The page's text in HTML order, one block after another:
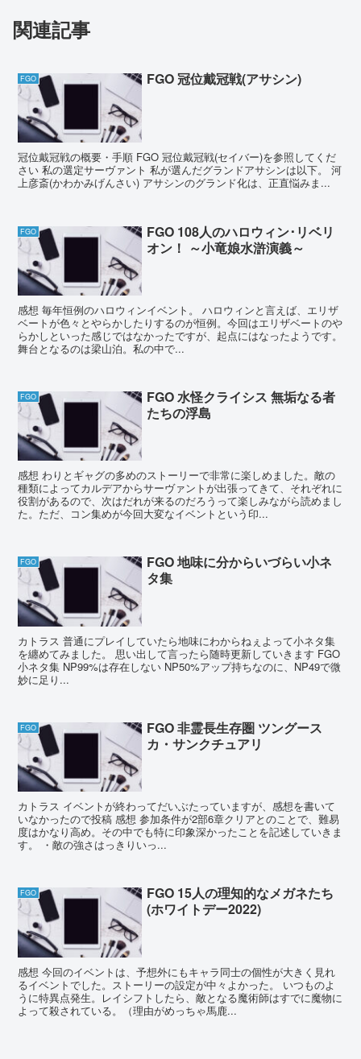
関連記事
FGO FGO 冠位戴冠戦(アサシン)
冠位戴冠戦の概要・手順 FGO 冠位戴冠戦(セイバー)を参照してくだ
さい 私の選定サーヴァント 私が選んだグランドアサシンは以下。 河
上彦斎(かわかみげんさい) アサシンのグランド化は、正直悩みま...
FGO
FGO 108人のハロウィン･リベリ
オン！ ～小竜娘水滸演義～
感想 毎年恒例のハロウィンイベント。 ハロウィンと言えば、エリザ
ベートが色々とやらかしたりするのが恒例。今回はエリザベートのや
らかしといった感じではなかったですが、起点にはなったようです。
舞台となるのは梁山泊。私の中で...
FGO
FGO 水怪クライシス 無垢なる者
たちの浮島
感想 わりとギャグの多めのストーリーで非常に楽しめました。敵の
種類によってカルデアからサーヴァントが出張ってきて、それぞれに
役割があるので、次はだれが来るのだろうって楽しみながら読めまし
た。ただ、コン集めが今回大変なイベントという印...
FGO
FGO 地味に分からいづらい小ネ
タ集
カトラス 普通にプレイしていたら地味にわからねぇよって小ネタ集
を纏めてみました。 思い出して言ったら随時更新していきます FGO
小ネタ集 NP99%は存在しない NP50%アップ持ちなのに、NP49で微
妙に足り...
FGO
FGO 非霊長生存圏 ツングース
カ・サンクチュアリ
カトラス イベントが終わってだいぶたっていますが、感想を書いて
いなかったので投稿 感想 参加条件が2部6章クリアとのことで、難易
度はかなり高め。その中でも特に印象深かったことを記述していきま
す。 ・敵の強さはっきりいっ...
FGO
FGO 15人の理知的なメガネたち
(ホワイトデー2022)
感想 今回のイベントは、予想外にもキャラ同士の個性が大きく見れ
るイベントでした。ストーリーの設定が中々よかった。 いつものよ
うに特異点発生。レイシフトしたら、敵となる魔術師はすでに魔物に
よって殺されている。（理由がめっちゃ馬鹿...